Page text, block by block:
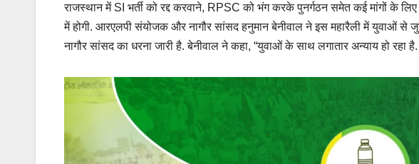
राजस्थान में SI भर्ती को रद्द करवाने, RPSC को भंग करके पुनर्गठन समेत कई मांगों के
में होगी. आरएलपी संयोजक और नागौर सांसद हनुमान बेनीवाल ने इस महारैली में युवाओं से
नागौर सांसद का धरना जारी है. बेनीवाल ने कहा, “युवाओं के साथ लगातार अन्याय हो रहा है.